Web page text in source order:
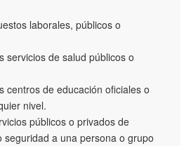
laborales, públicos o
servicios de salud públicos o
centros de educación oficiales o
nivel.
públicos o privados de
seguridad a una persona o grupo